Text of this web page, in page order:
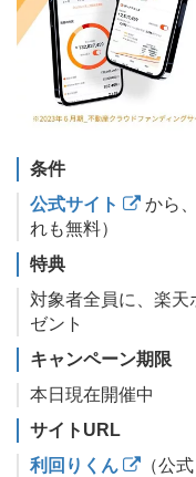
条件
公式サイト
から
れも無料）
特典
対象者全員に、楽天
ゼント
キャンペーン期限
本日現在開催中
サイトURL
利回りくん
（公式